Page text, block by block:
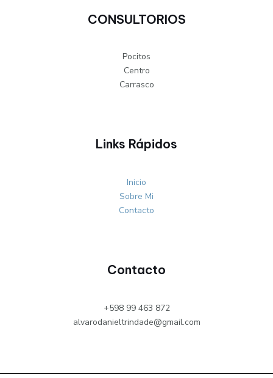
CONSULTORIOS
Pocitos
Centro
Carrasco
Links Rápidos
Inicio
Sobre Mi
Contacto
Contacto
+598 99 463 872
alvarodanieltrindade@gmail.com